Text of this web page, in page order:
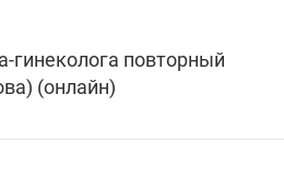
гинеколога повторный
(онлайн)